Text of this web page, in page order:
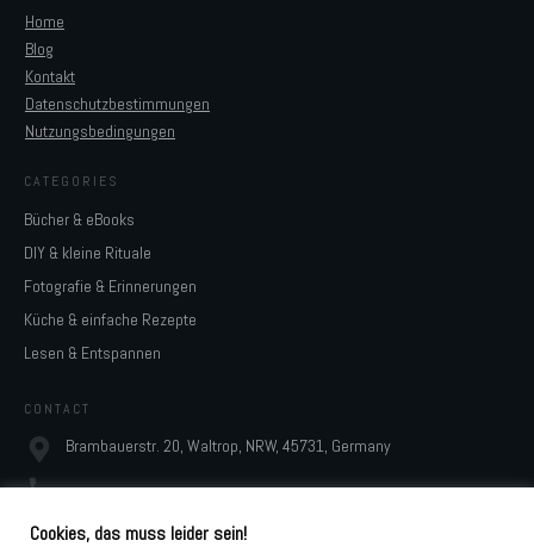
Home
Blog
Kontakt
Datenschutzbestimmungen
Nutzungsbedingungen
CATEGORIES
Bücher & eBooks
DIY & kleine Rituale
Fotografie & Erinnerungen
Küche & einfache Rezepte
Lesen & Entspannen
CONTACT
Brambauerstr. 20, Waltrop, NRW, 45731, Germany
monja@digidesignresort.de
Cookies, das muss leider sein!